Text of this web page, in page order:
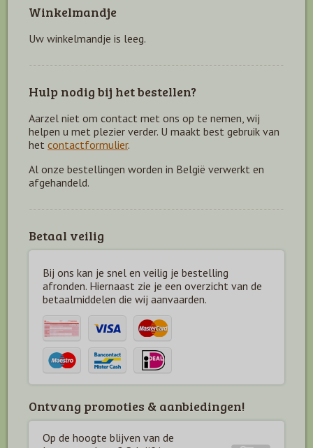
Winkelmandje
Uw winkelmandje is leeg.
Hulp nodig bij het bestellen?
Aarzel niet om contact met ons op te nemen, wij
helpen u met plezier verder. U maakt best gebruik van
het contactformulier.
Al onze bestellingen worden in België verwerkt en
afgehandeld.
Betaal veilig
Bij ons kan je snel en veilig je bestelling
afronden. Hiernaast zie je een overzicht van de
betaalmiddelen die wij aanvaarden.
Ontvang promoties & aanbiedingen!
Op de hoogte blijven van de